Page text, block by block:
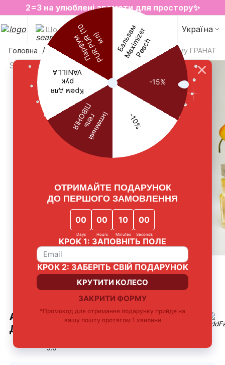
2=3 на улюблені аромати для простору✨
SALE на обрані товари
Що будемо шукати? Україна
Головна Аромати для дому Аромат для дому ГРАНАТ
Sold out
парфумерна
До 4 тижнів
звучання аромату
Універсально для
будь-якої кімнати
доповнення
АРОМАТ ДЛЯ ДОМУ ГРАНАТ ТА
ДЕРЕВО
5.0